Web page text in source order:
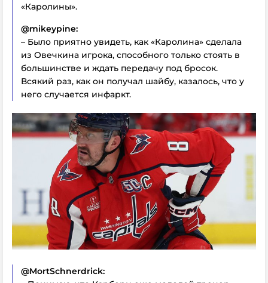
«Каролины».
@mikeypine:
– Было приятно увидеть, как «Каролина» сделала
из Овечкина игрока, способного только стоять в
большинстве и ждать передачу под бросок.
Всякий раз, как он получал шайбу, казалось, что у
него случается инфаркт.
@MortSchnerdrick: